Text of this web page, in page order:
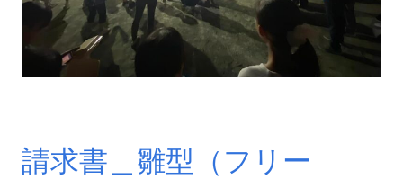
請求書＿雛型（フリー